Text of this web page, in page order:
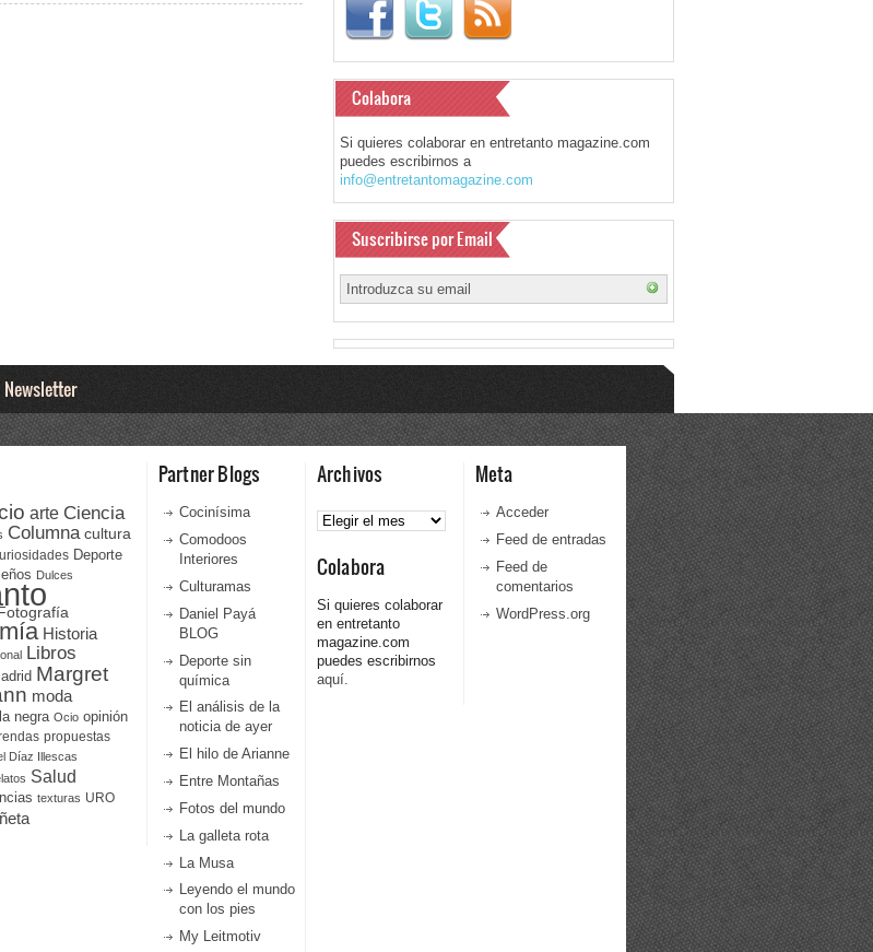
Colabora
Si quieres colaborar en entretanto magazine.com
puedes escribirnos a
info@entretantomagazine.com
Suscribirse por Email
Newsletter
arte Ciencia
Columna cultura
Deporte
Dulces
Historia
Libros
Margret
moda
negra Ocio opinión
propuestas
Díaz Illescas
Salud
texturas URO
Partner Blogs
Cocinísima
Comodoos
Interiores
Culturamas
Daniel Payá
BLOG
Deporte sin
química
El análisis de la
noticia de ayer
El hilo de Arianne
Entre Montañas
Fotos del mundo
La galleta rota
La Musa
Leyendo el mundo
con los pies
My Leitmotiv
Archivos
Archivos
Colabora
Si quieres colaborar
en entretanto
magazine.com
puedes escribirnos
aquí.
Meta
Acceder
Feed de entradas
Feed de
comentarios
WordPress.org